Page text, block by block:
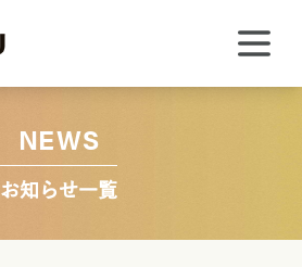
NEWS
お知らせ一覧